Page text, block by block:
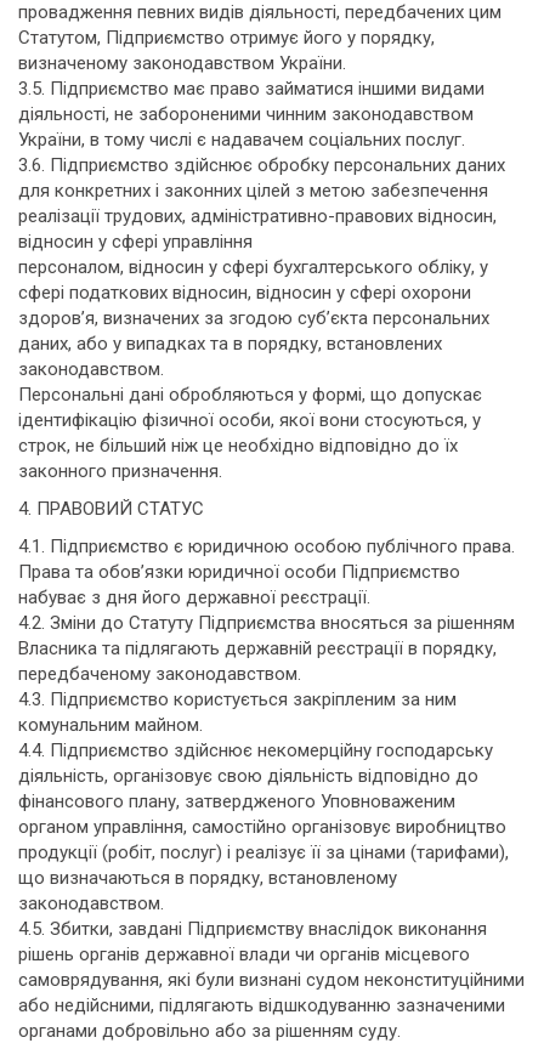
провадження певних видів діяльності, передбачених цим
Статутом, Підприємство отримує його у порядку,
визначеному законодавством України.
3.5. Підприємство має право займатися іншими видами
діяльності, не забороненими чинним законодавством
України, в тому числі є надавачем соціальних послуг.
3.6. Підприємство здійснює обробку персональних даних
для конкретних і законних цілей з метою забезпечення
реалізації трудових, адміністративно-правових відносин,
відносин у сфері управління
персоналом, відносин у сфері бухгалтерського обліку, у
сфері податкових відносин, відносин у сфері охорони
здоров’я, визначених за згодою суб’єкта персональних
даних, або у випадках та в порядку, встановлених
законодавством.
Персональні дані обробляються у формі, що допускає
ідентифікацію фізичної особи, якої вони стосуються, у
строк, не більший ніж це необхідно відповідно до їх
законного призначення.
4. ПРАВОВИЙ СТАТУС
4.1. Підприємство є юридичною особою публічного права.
Права та обов’язки юридичної особи Підприємство
набуває з дня його державної реєстрації.
4.2. Зміни до Статуту Підприємства вносяться за рішенням
Власника та підлягають державній реєстрації в порядку,
передбаченому законодавством.
4.3. Підприємство користується закріпленим за ним
комунальним майном.
4.4. Підприємство здійснює некомерційну господарську
діяльність, організовує свою діяльність відповідно до
фінансового плану, затвердженого Уповноваженим
органом управління, самостійно організовує виробництво
продукції (робіт, послуг) і реалізує її за цінами (тарифами),
що визначаються в порядку, встановленому
законодавством.
4.5. Збитки, завдані Підприємству внаслідок виконання
рішень органів державної влади чи органів місцевого
самоврядування, які були визнані судом неконституційними
або недійсними, підлягають відшкодуванню зазначеними
органами добровільно або за рішенням суду.